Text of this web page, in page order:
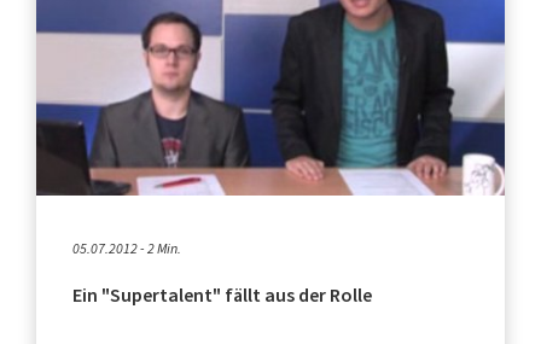
05.07.2012 - 2 Min.
Ein "Supertalent" fällt aus der Rolle